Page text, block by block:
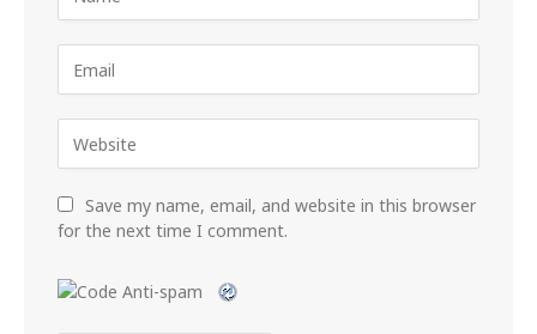
Save my name, email, and website in this browser
for the next time I comment.